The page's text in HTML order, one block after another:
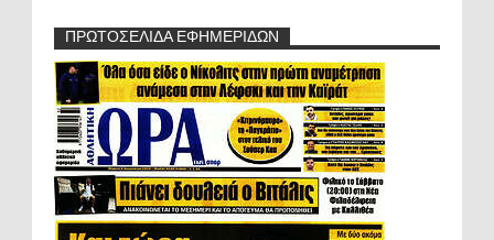
ΠΡΩΤΟΣΕΛΙΔΑ ΕΦΗΜΕΡΙΔΩΝ